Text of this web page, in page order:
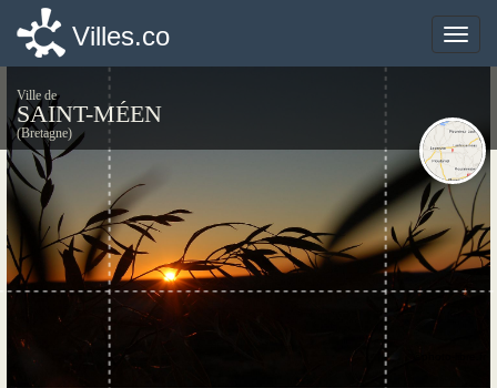
Toggle
Villes.co
Ville de
SAINT-MÉEN
(Bretagne)
Toggle
Villes.co